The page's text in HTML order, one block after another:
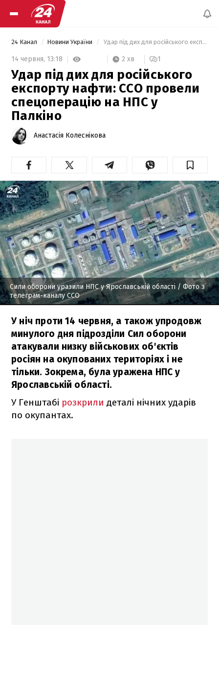
24 Канал Новини України Удар під дих для російського експорту нафти: ССО провели спецоперацію на НПС у Палкіно
14 червня, 13:18 2 хв 1
Удар під дих для російського
експорту нафти: ССО провели
спецоперацію на НПС у
Палкіно
Анастасія Колеснікова
Сили оборони уразили НПС у Ярославській області/ Фото з
телеграм-каналу ССО
У ніч проти 14 червня, а також упродовж
минулого дня підрозділи Сил оборони
атакували низку військових об'єктів
росіян на окупованих територіях і не
тільки. Зокрема, була уражена НПС у
Ярославській області.
У Генштабі розкрили деталі нічних ударів
по окупантах.